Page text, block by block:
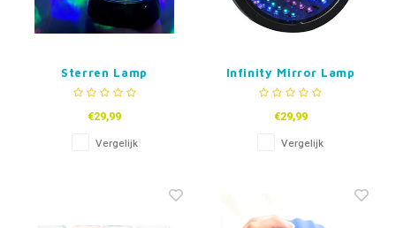
Sterren Lamp
Projector – Aangepast
schakelaarbediening
€29,99
Vergelijk
Infinity Mirror Lamp
€29,99
Vergelijk